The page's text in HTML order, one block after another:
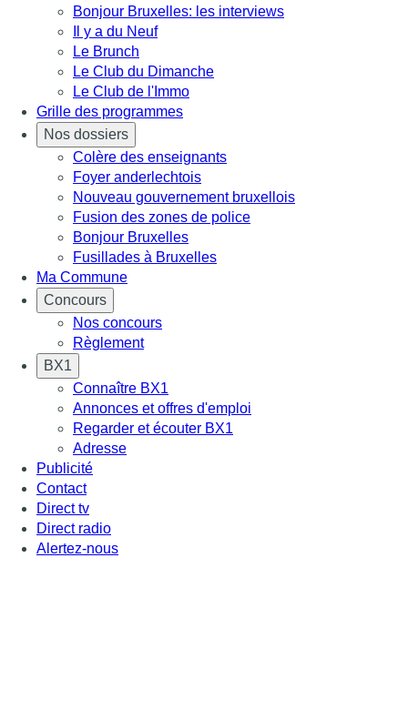
Bonjour Bruxelles: les interviews
Il y a du Neuf
Le Brunch
Le Club du Dimanche
Le Club de l'Immo
Grille des programmes
Nos dossiers
Colère des enseignants
Foyer anderlechtois
Nouveau gouvernement bruxellois
Fusion des zones de police
Bonjour Bruxelles
Fusillades à Bruxelles
Ma Commune
Concours
Nos concours
Règlement
BX1
Connaître BX1
Annonces et offres d'emploi
Regarder et écouter BX1
Adresse
Publicité
Contact
Direct tv
Direct radio
Alertez-nous